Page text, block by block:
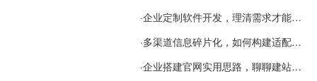
·企业定制软件开发，理清需求才能提升数字化落地效率
·多渠道信息碎片化，如何构建适配 AI 检索的品牌信息源
·企业搭建官网实用思路，聊聊建站容易忽视的问题